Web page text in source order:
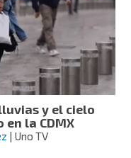
y el cielo
la CDMX
| Uno TV